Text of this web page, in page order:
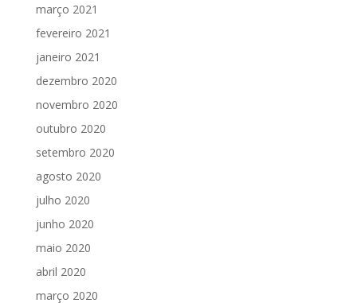
março 2021
fevereiro 2021
janeiro 2021
dezembro 2020
novembro 2020
outubro 2020
setembro 2020
agosto 2020
julho 2020
junho 2020
maio 2020
abril 2020
março 2020